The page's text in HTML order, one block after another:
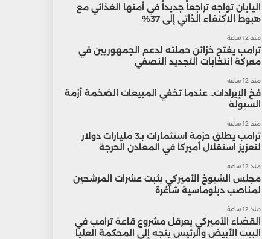
اليابان تواجه تراجعاً جديداً في أمنها الغذائي مع
هبوط الاكتفاء الذاتي إلى 37%
منذ 12 ساعة
ترامب يفتح خزائن حملته لدعم الجمهوريين في
معركة انتخابات التجديد النصفي
منذ 12 ساعة
فخ الإيرادات.. عندما تخفي المبيعات الضخمة أزمة
السيولة
منذ 12 ساعة
ترامب يطلق حزمة استثمارات بـ3 مليارات دولار
لتعزيز استقلال أميركا في المعادن الحرجة
منذ 12 ساعة
مجلس الشيوخ الأميركي يثبت عشرات المرشحين
لمناصب دبلوماسية شاغرة
منذ 12 ساعة
القضاء الأميركي يعرقل مشروع قاعة ترامب في
البيت الأبيض والرئيس يتجه إلى المحكمة العليا